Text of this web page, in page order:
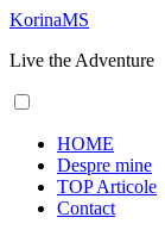
Skip
content
KorinaMS
Live the Adventure
Menu
HOME
Despre mine
TOP Articole
Contact